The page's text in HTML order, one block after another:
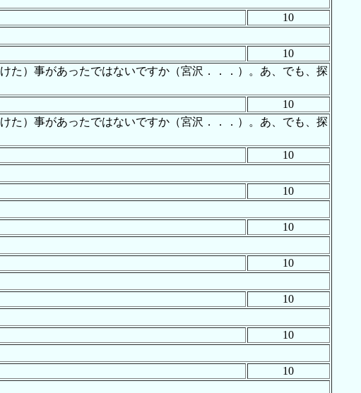
10
10
た）事があったではないですか（宮沢．．．）。あ、でも、探
10
た）事があったではないですか（宮沢．．．）。あ、でも、探
10
10
10
10
10
10
10